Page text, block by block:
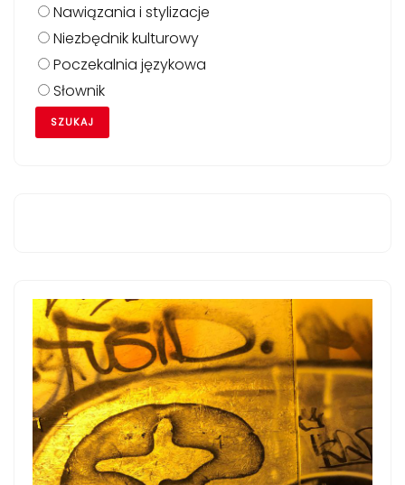
Nawiązania i stylizacje
Niezbędnik kulturowy
Poczekalnia językowa
Słownik